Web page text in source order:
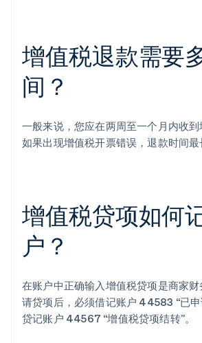
增值税退款需要
间？
一般来说，您应在两周至一个月内收到
如果出现增值税开票错误，退款时间最
增值税贷项如何
户？
在账户中正确输入增值税贷项是商家
请贷项后，必须借记账户 44583 “已申
贷记账户 44567 “增值税贷项结转”。
阿联酋
English
爱尔兰